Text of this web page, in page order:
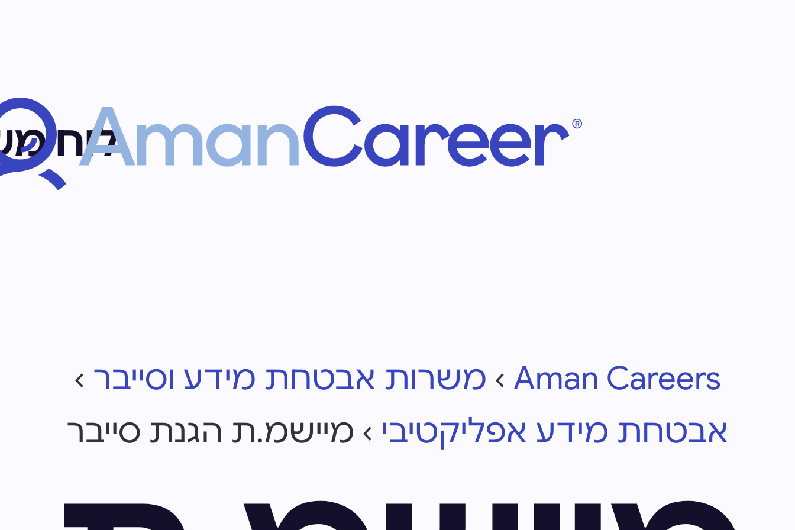
לוח
Aman Careers
› משרות אבטחת מידע וסייבר ›
אבטחת מידע אפליקטיבי › מיישמ.ת הגנת סייבר